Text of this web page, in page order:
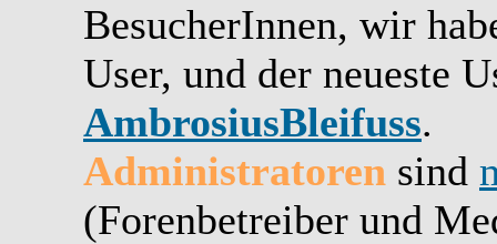
BesucherInnen, wir
User, und der neueste
AmbrosiusBleifuss.
Administratoren sind
(Forenbetreiber und